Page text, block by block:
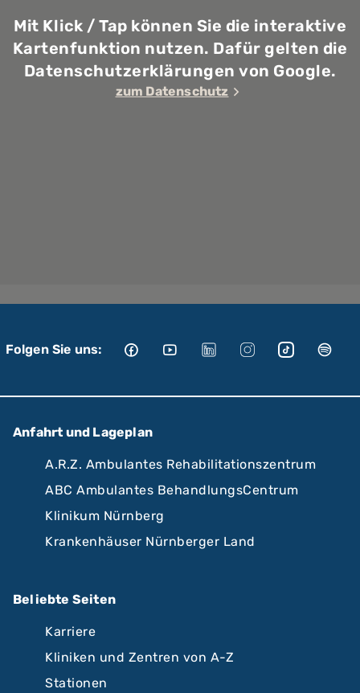
Mit Klick / Tap können Sie die interaktive
Kartenfunktion nutzen. Dafür gelten die
Datenschutzerklärungen von Google.
zum Datenschutz
Folgen Sie uns:
Anfahrt und Lageplan
A.R.Z. Ambulantes Rehabilitationszentrum
ABC Ambulantes BehandlungsCentrum
Klinikum Nürnberg
Krankenhäuser Nürnberger Land
Beliebte Seiten
Karriere
Kliniken und Zentren von A-Z
Stationen